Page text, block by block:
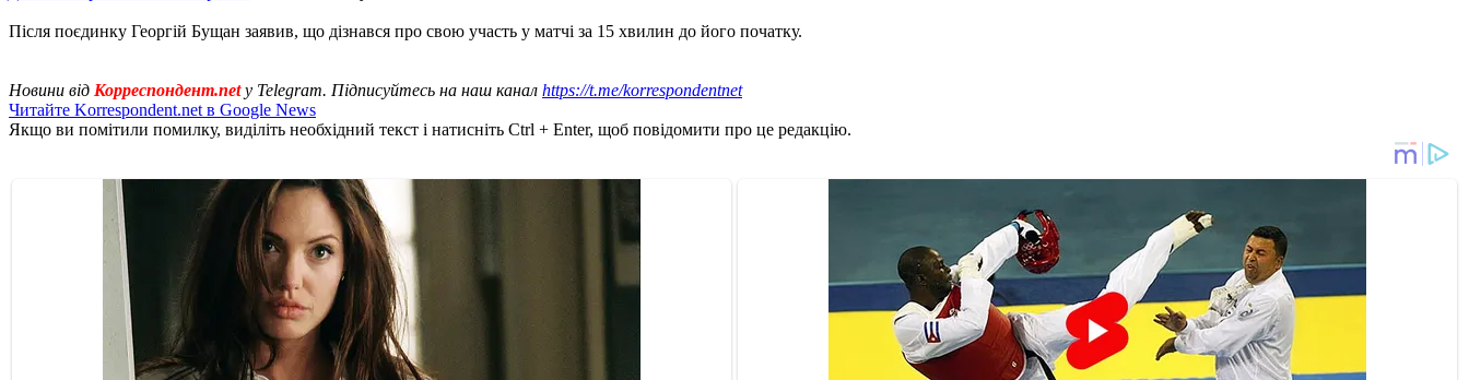
Після поєдинку Георгій Бущан заявив, що дізнався про свою участь у матчі за 15 хвилин до його початку.
Новини від Корреспондент.netу Telegram. Підписуйтесь на наш канал https://t.me/korrespondentnet
Читайте Korrespondent.net в Google News
Якщо ви помітили помилку, виділіть необхідний текст і натисніть Ctrl + Enter, щоб повідомити про це редакцію.